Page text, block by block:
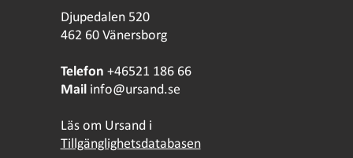
Djupedalen 520
462 60 Vänersborg
Telefon +46521 186 66
Mail info@ursand.se
Läs om Ursand i
Tillgänglighetsdatabasen